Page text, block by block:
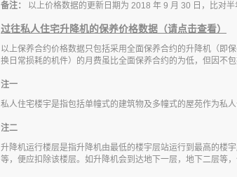
备注： 以上价格数据的更新日期为 2018 年 9 月 30 日，比对
过往私人住宅升降机的保养价格数据（请点击查看）
以上保养合约价格数据只包括采用全面保养合约的升降机（即
换日常损耗的机件）的月费虽比全面保养合约的为低，但因不
注一
私人住宅楼宇是指包括单幢式的建筑物及多幢式的屋苑作为私人
注二
升降机运行楼层是指升降机由最低的楼宇层站运行到最高的楼
等，便应扣除该楼层。如升降机会到达地下一层，地下二层等